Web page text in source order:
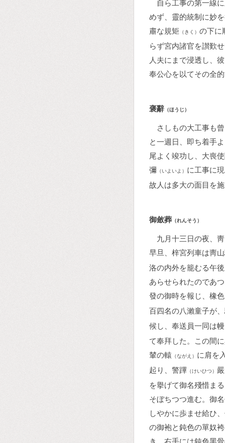
自ら工事の第一線
めず、靈的統制に妙
肅な規矩 （きく） の下に
らず宮内諸官を讃歎
人夫にまで浸透し、
奉公心を以てその全
褒辭 （ほうじ）
さしもの大工事も
と一週日、即ち着手
尾よく竣功し、大喪
彌 （いよいよ） に工事に
故人は多大の面目を
御斂葬 （れんそう）
九月十三日の夜、
早旦、梓宮列車は靑
洛の内外を籠むる午
あらせられたのであ
發の御時を報じ、橡色
百四名の八瀨童子が
候し、奉送員一同は
て奉拜した。この間
輦の轅 （ながえ） に肩を
起り、警蹕 （けいひつ）
を擧げて御名殘惜ま
そぼちつつ進む。御
しやかに歩ませ給ひ
の御袍と鈍色の單奴
き、右手には鈍色黑